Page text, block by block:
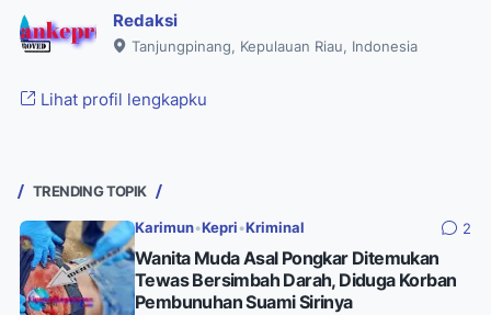
Redaksi
Tanjungpinang, Kepulauan Riau, Indonesia
Lihat profil lengkapku
TRENDING TOPIK
Karimun•Kepri •Kriminal 2
Wanita Muda Asal Pongkar Ditemukan
Tewas Bersimbah Darah, Diduga Korban
Pembunuhan Suami Sirinya